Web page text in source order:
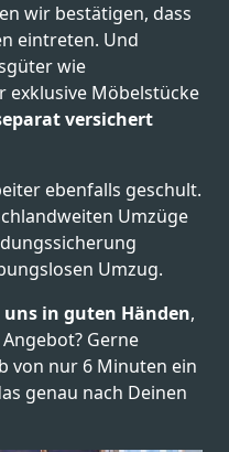
wir bestätigen, dass
eintreten. Und
wie
exklusive Möbelstücke
versichert
ebenfalls geschult.
Umzüge
Umzug.
uns in guten Händen,
Gerne
von nur 6 Minuten ein
genau nach Deinen